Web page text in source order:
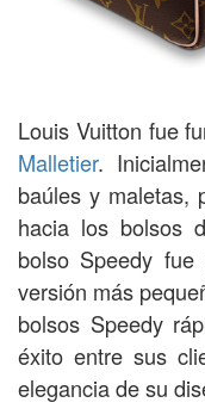
Louis Vuitton fue
Malletier.
baúles y maletas,
hacia los bolsos
bolso Speedy
versión más
bolsos Speedy
éxito entre sus
elegancia de su